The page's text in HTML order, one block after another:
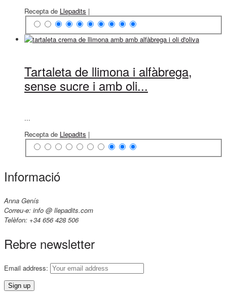
Recepta de Llepadits |
Tartaleta de llimona i alfàbrega,
sense sucre i amb oli...
...
Recepta de Llepadits |
Informació
Anna Genís
Correu-e: info @ llepadits.com
Telèfon: +34 656 428 506
Rebre newsletter
Email address: